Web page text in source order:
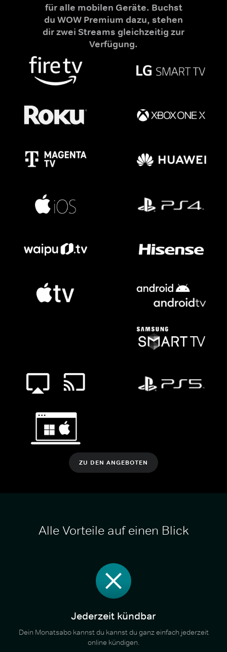
für alle mobilen Geräte. Buchst
du WOW Premium dazu, stehen
dir zwei Streams gleichzeitig zur
Verfügung.
ZU DEN ANGEBOTEN
Alle Vorteile auf einen Blick
Jederzeit kündbar
Dein Monatsabo kannst du kannst du ganz einfach jederzeit
online kündigen.